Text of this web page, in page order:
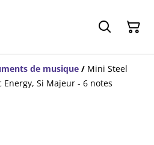
de musique / Mini Steel
Energy, Si Majeur - 6 notes